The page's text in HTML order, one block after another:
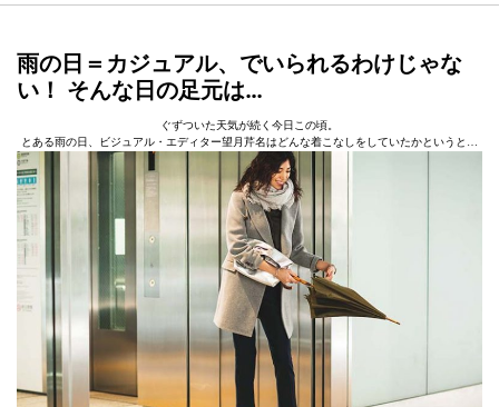
雨の日＝カジュアル、でいられるわけじゃな
い！ そんな日の足元は…
ぐずついた天気が続く今日この頃。
とある雨の日、ビジュアル・エディター望月芹名はどんな着こなしをしていたかというと…